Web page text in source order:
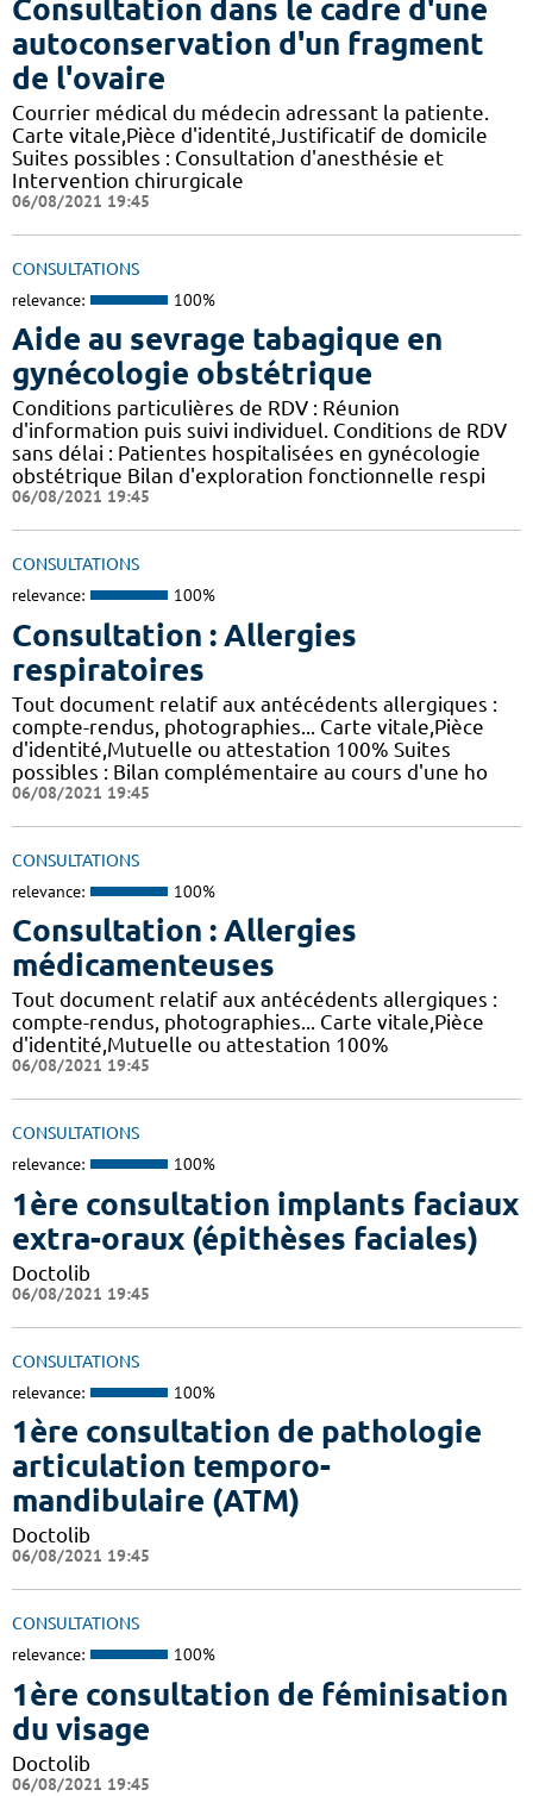
Consultation dans le cadre d'une
autoconservation d'un fragment
de l'ovaire
Courrier médical du médecin adressant la patiente.
Carte vitale,Pièce d'identité,Justificatif de domicile
Suites possibles : Consultation d'anesthésie et
Intervention chirurgicale
06/08/2021 19:45
CONSULTATIONS
relevance: 100%
Aide au sevrage tabagique en
gynécologie obstétrique
Conditions particulières de RDV : Réunion
d'information puis suivi individuel. Conditions de RDV
sans délai : Patientes hospitalisées en gynécologie
obstétrique Bilan d'exploration fonctionnelle respi
06/08/2021 19:45
CONSULTATIONS
relevance: 100%
Consultation : Allergies
respiratoires
Tout document relatif aux antécédents allergiques :
compte-rendus, photographies... Carte vitale,Pièce
d'identité,Mutuelle ou attestation 100% Suites
possibles : Bilan complémentaire au cours d'une ho
06/08/2021 19:45
CONSULTATIONS
relevance: 100%
Consultation : Allergies
médicamenteuses
Tout document relatif aux antécédents allergiques :
compte-rendus, photographies... Carte vitale,Pièce
d'identité,Mutuelle ou attestation 100%
06/08/2021 19:45
CONSULTATIONS
relevance: 100%
1ère consultation implants faciaux
extra-oraux (épithèses faciales)
Doctolib
06/08/2021 19:45
CONSULTATIONS
relevance: 100%
1ère consultation de pathologie
articulation temporo-
mandibulaire (ATM)
Doctolib
06/08/2021 19:45
CONSULTATIONS
relevance: 100%
1ère consultation de féminisation
du visage
Doctolib
06/08/2021 19:45